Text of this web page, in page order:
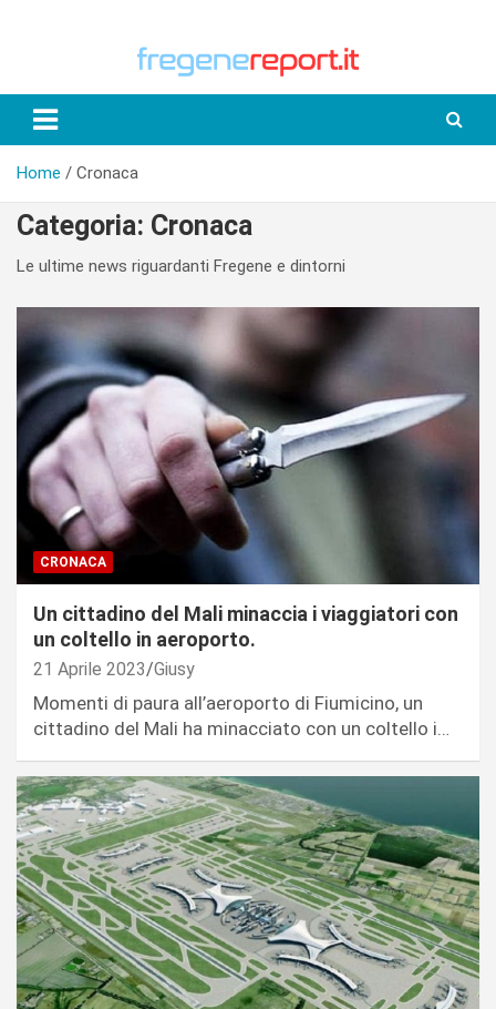
Home Cronaca
Categoria: Cronaca
Le ultime news riguardanti Fregene e dintorni
CRONACA
Un cittadino del Mali minaccia i viaggiatori con
un coltello in aeroporto.
21 Aprile 2023 Giusy
Momenti di paura all’aeroporto di Fiumicino, un
cittadino del Mali ha minacciato con un coltello i…